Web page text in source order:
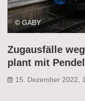
© GABY
Zugausfälle
plant mit
15. Dezember 2022,